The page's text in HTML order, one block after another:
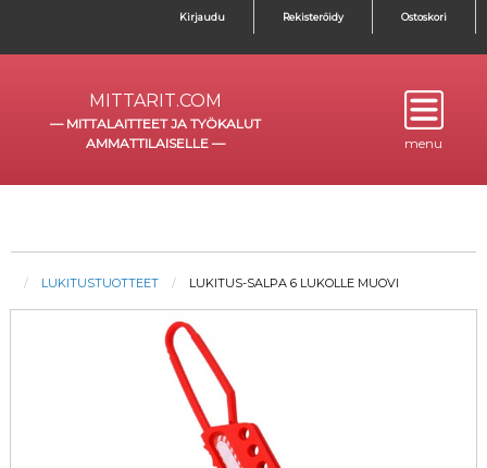
Kirjaudu Rekisteröidy Ostoskori
MITTARIT.COM
— MITTALAITTEET JA TYÖKALUT
AMMATTILAISELLE — menu
LUKITUSTUOTTEET LUKITUS-SALPA 6 LUKOLLE MUOVI